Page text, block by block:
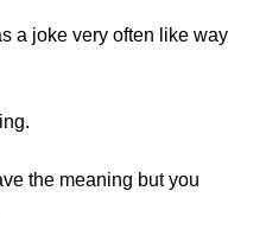
a joke very often like way
the meaning but you